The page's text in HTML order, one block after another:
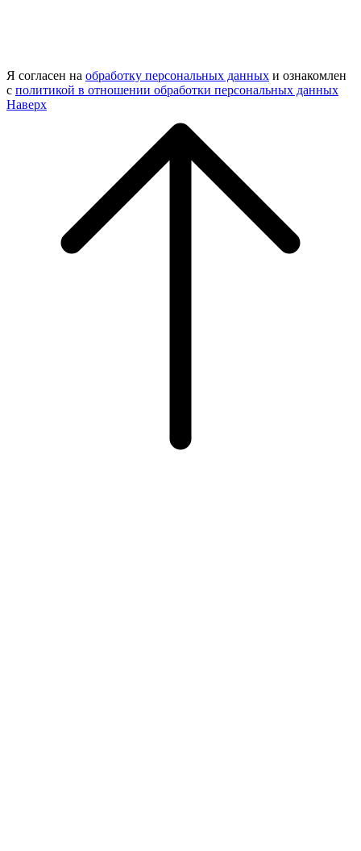
Я согласен на обработку персональных данных и ознакомлен
с политикой в отношении обработки персональных данных
Наверх